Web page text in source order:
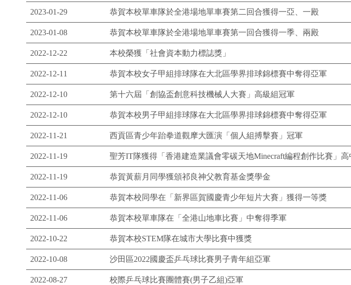
2023-01-29 恭賀本校單車隊於全港場地單車賽第二回合獲得一亞、一殿
2023-01-08 恭賀本校單車隊於全港場地單車賽第一回合獲得一季、兩殿
2022-12-22 本校榮獲「社會資本動力標誌獎」
2022-12-11 恭賀本校女子甲組排球隊在大北區學界排球錦標賽中奪得亞軍
2022-12-10 第十六屆「創協盃創意科技機械人大賽」高級組冠軍
2022-12-10 恭賀本校男子甲組排球隊在大北區學界排球錦標賽中奪得亞軍
2022-11-21 西貢區青少年跆拳道觀摩大匯演「個人組搏擊賽」冠軍
2022-11-19 聖芳IT隊獲得「香港建造業議會零碳天地Minecraft編程創作比賽」高
2022-11-19 恭賀黃薪月同學獲頒祁良神父教育基金獎學金
2022-11-06 恭賀本校同學在「新界區賀國慶青少年短片大賽」獲得一等獎
2022-11-06 恭賀本校單車隊在「全港山地車比賽」中奪得季軍
2022-10-22 恭賀本校STEM隊在城市大學比賽中獲獎
2022-10-08 沙田區2022國慶盃乒乓球比賽男子青年組亞軍
2022-08-27 校際乒乓球比賽團體賽(男子乙組)亞軍